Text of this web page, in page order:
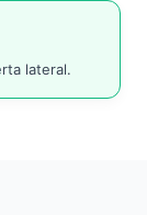
lateral.